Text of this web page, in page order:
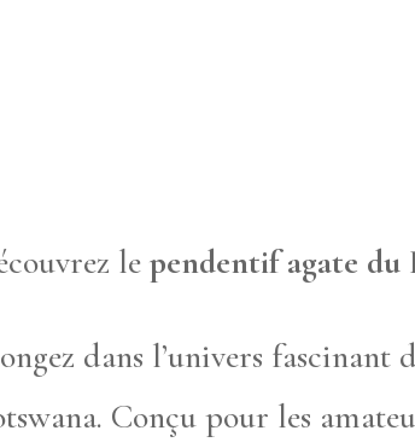
lependentif agate du
dans l’univers
Conçu pour les